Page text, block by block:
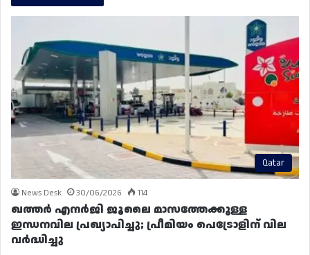
Qatar
News Desk 30/06/2026 114
ഖത്തർ എനർജി ജൂലൈ മാസത്തേക്കുള്ള
ഇന്ധനവില പ്രഖ്യാപിച്ചു; പ്രീമിയം പെട്രോളിന് വില
വർദ്ധിച്ചു